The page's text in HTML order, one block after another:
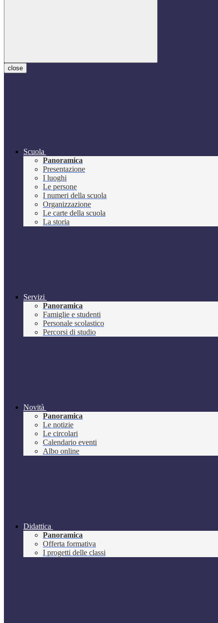
close
Scuola
Panoramica
Presentazione
I luoghi
Le persone
I numeri della scuola
Organizzazione
Le carte della scuola
La storia
Servizi
Panoramica
Famiglie e studenti
Personale scolastico
Percorsi di studio
Novità
Panoramica
Le notizie
Le circolari
Calendario eventi
Albo online
Didattica
Panoramica
Offerta formativa
I progetti delle classi